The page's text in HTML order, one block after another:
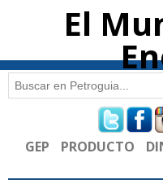
El
Formulario de
Buscar
GEP PRODUCTO